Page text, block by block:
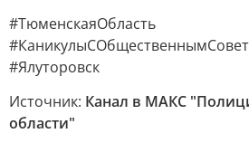
#ТюменскаяОбласть
#Ялуторовск
Источник: Канал в МАКС
области"